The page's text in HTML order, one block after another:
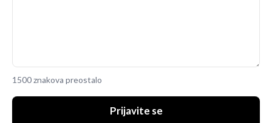
1500 znakova preostalo
Prijavite se